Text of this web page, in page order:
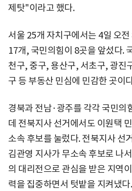
제탓"이라고 했다.
서울 25개 자치구에서는 4일 오전
17개, 국민의힘이 8곳을 앞섰다.
천구, 중구, 용산구, 서초구, 광진
구 등 부동산 민심에 민감한 곳이
경북과 전남·광주를 각각 국민의
데 전북지사 선거에서도 이원택
소속 후보를 눌렀다. 전북지사 선
김관영 지사가 무소속 후보로 나
의 대리전으로 관심을 받은 지역
력을 집중하면서 텃밭을 지켜냈